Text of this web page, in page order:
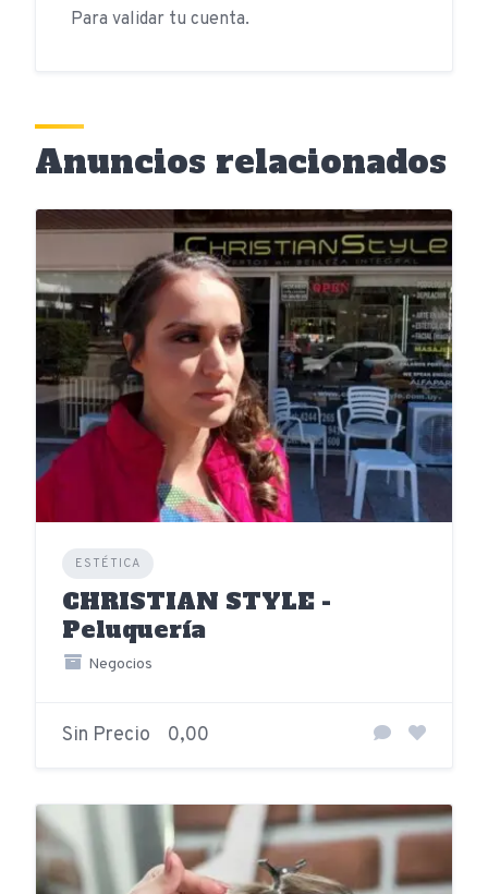
Para validar tu cuenta.
Anuncios relacionados
ESTÉTICA
CHRISTIAN STYLE -
Peluquería
Negocios
Sin Precio 0,00